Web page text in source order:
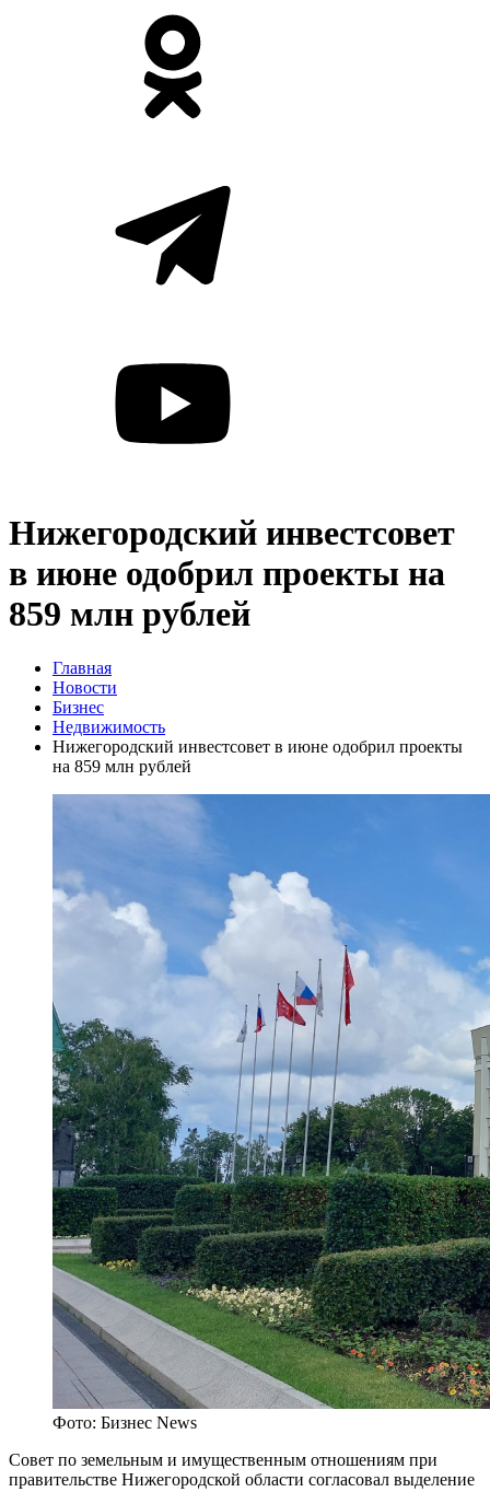
Нижегородский инвестсовет
в июне одобрил проекты на
859 млн рублей
Главная
Новости
Бизнес
Недвижимость
Нижегородский инвестсовет в июне одобрил проекты
на 859 млн рублей
Фото: Бизнес News
Совет по земельным и имущественным отношениям при
правительстве Нижегородской области согласовал выделение